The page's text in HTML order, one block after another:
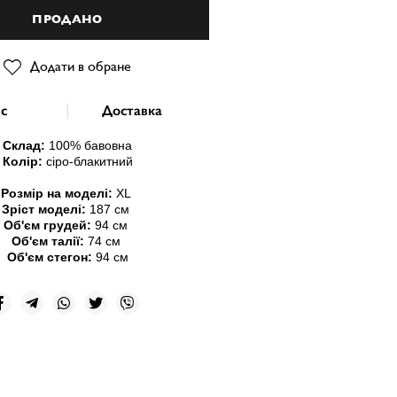
ПРОДАНО
Додати в обране
Доставка
Склад: 100% бавовна
Колір: сіро-блакитний
Розмір на моделі: ХL
Зріст моделі: 187 см
Об'єм грудей: 94 см
Об'єм талії: 74 см
Об'єм стегон: 94 см